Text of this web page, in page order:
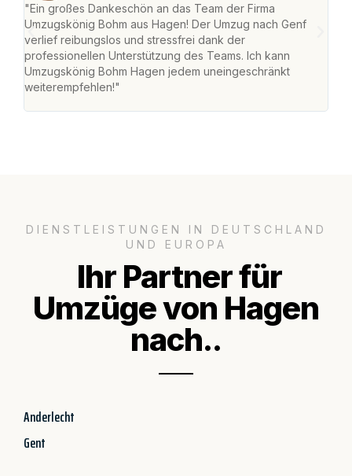
"Ein großes Dankeschön an das Team der Firma
Umzugskönig Bohm aus Hagen! Der Umzug nach Genf
verlief reibungslos und stressfrei dank der
professionellen Unterstützung des Teams. Ich kann
Umzugskönig Bohm Hagen jedem uneingeschränkt
weiterempfehlen!"
DIENSTLEISTUNGEN IN DEUTSCHLAND
UND EUROPA
Ihr Partner für
Umzüge von Hagen
nach..
Anderlecht
Gent